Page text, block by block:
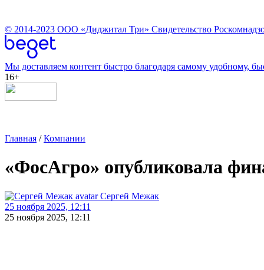
© 2014-2023 ООО «Диджитал Три» Свидетельство
Мы доставляем контент быстро благодаря самому удобному,
16+
Главная /Компании
«ФосАгро» опубликовала
Сергей Межак
25 ноября 2025, 12:11
25 ноября 2025, 12:11